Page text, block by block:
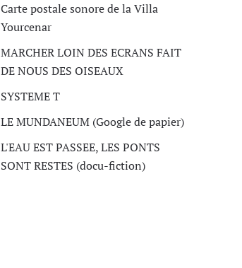
Carte postale sonore de la Villa
Yourcenar
MARCHER LOIN DES ECRANS FAIT
DE NOUS DES OISEAUX
SYSTEME T
LE MUNDANEUM (Google de papier)
L'EAU EST PASSEE, LES PONTS
SONT RESTES (docu-fiction)